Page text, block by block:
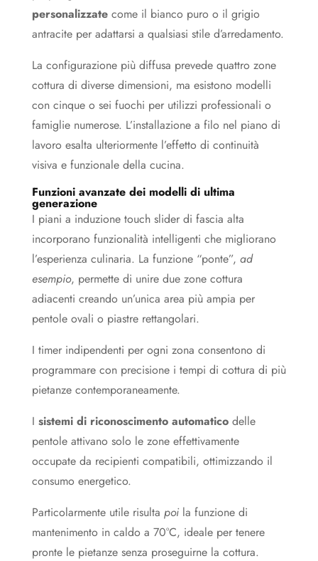
personalizzatecome il bianco puro o il grigio
antracite per adattarsi a qualsiasi stile d’arredamento.
La configurazione più diffusa prevede quattro zone
cottura di diverse dimensioni, ma esistono modelli
con cinque o sei fuochi per utilizzi professionali o
famiglie numerose. L’installazione a filo nel piano di
lavoro esalta ulteriormente l’effetto di continuità
visiva e funzionale della cucina.
Funzioni avanzate dei modelli di ultima
generazione
I piani a induzione touch slider di fascia alta
incorporano funzionalità intelligenti che migliorano
l’esperienza culinaria. La funzione “ponte”, ad
esempio, permette di unire due zone cottura
adiacenti creando un’unica area più ampia per
pentole ovali o piastre rettangolari.
I timer indipendenti per ogni zona consentono di
programmare con precisione i tempi di cottura di più
pietanze contemporaneamente.
I sistemi di riconoscimento automaticodelle
pentole attivano solo le zone effettivamente
occupate da recipienti compatibili, ottimizzando il
consumo energetico.
Particolarmente utile risulta poila funzione di
mantenimento in caldo a 70°C, ideale per tenere
pronte le pietanze senza proseguirne la cottura.